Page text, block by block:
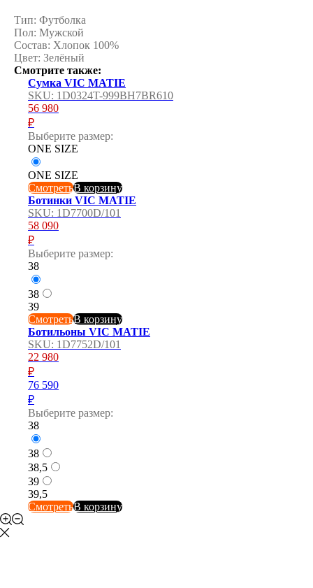
Тип: Футболка
Пол: Мужской
Состав: Хлопок 100%
Цвет: Зелёный
Смотрите также:
Сумка VIC MATIE
SKU: 1D0324T-999BH7BR610
56 980
₽
Выберите размер:
ONE SIZE
ONE SIZE
СмотретьВ корзину
Ботинки VIC MATIE
SKU: 1D7700D/101
58 090
₽
Выберите размер:
38
38
39
СмотретьВ корзину
Ботильоны VIC MATIE
SKU: 1D7752D/101
22 980
₽
76 590
₽
Выберите размер:
38
38
38,5
39
39,5
СмотретьВ корзину